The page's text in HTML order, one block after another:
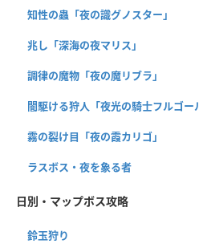
知性の蟲「夜の識グノスター」
兆し「深海の夜マリス」
調律の魔物「夜の魔リブラ」
闇駆ける狩人「夜光の騎士フルゴー
霧の裂け目「夜の霞カリゴ」
ラスボス・夜を象る者
日別・マップボス攻略
鈴玉狩り